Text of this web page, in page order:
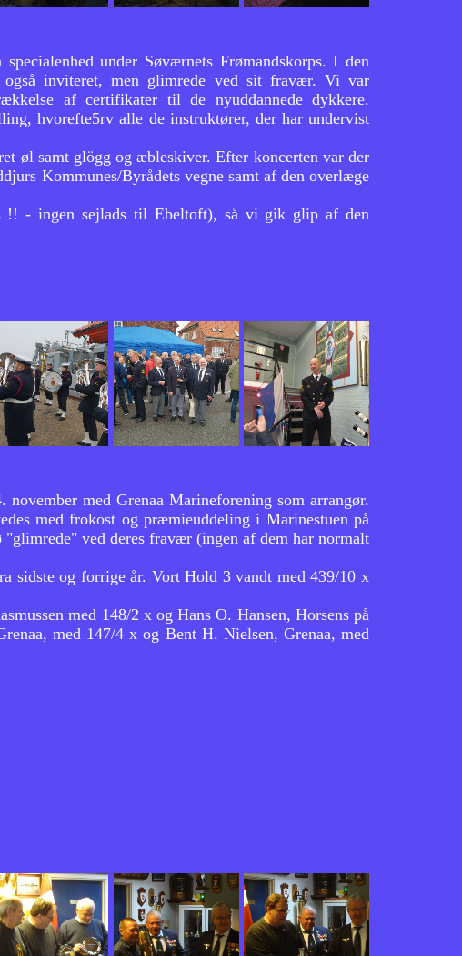
under Søværnets Frømandskorps. I den
også inviteret, men glimrede ved sit fravær. Vi var
af certifikater til de nyuddannede dykkere.
hvorefte5rv alle de instruktører, der har undervist
øl samt glögg og æbleskiver. Efter koncerten var der
Kommunes/Byrådets vegne samt af den overlæge
!! - ingen sejlads til Ebeltoft), så vi gik glip af den
med Grenaa Marineforening som arrangør.
med frokost og præmieuddeling i Marinestuen på
ved deres fravær (ingen af dem har normalt
sidste og forrige år. Vort Hold 3 vandt med 439/10 x
med 148/2 x og Hans O. Hansen, Horsens på
med 147/4 x og Bent H. Nielsen, Grenaa, med